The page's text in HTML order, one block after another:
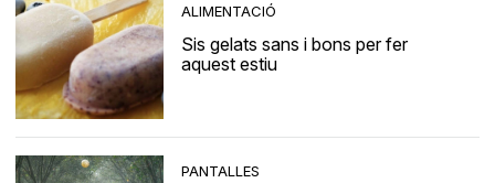
ALIMENTACIÓ
Sis gelats sans i bons per fer
aquest estiu
PANTALLES